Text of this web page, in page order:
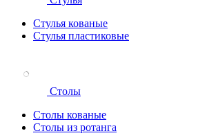
Стулья кованые
Стулья пластиковые
Столы
Столы кованые
Столы из ротанга